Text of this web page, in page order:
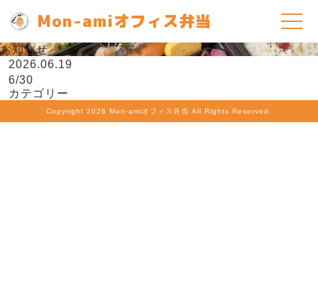
Mon-amiオフィス弁当
お知らせ
2026.06.19
6/30
カテゴリー
Copyright 2026 Mon-amiオフィス弁当 All Rights Reserved.